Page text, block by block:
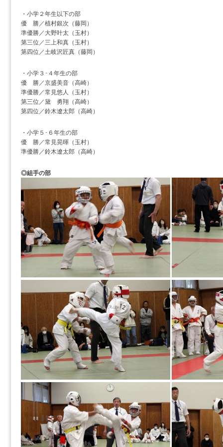
・小学２年生以下の部
優 勝／植村銀次（藤岡）
準優勝／大野叶太（玉村）
第三位／三上和真（玉村）
第四位／土岐沢匠真（藤岡）
・小学３･４年生の部
優 勝／京盛美音（高崎）
準優勝／常見悠人（玉村）
第三位／黛 勇翔（高崎）
第四位／鈴木遼太郎（高崎）
・小学５･６年生の部
優 勝／常見晃暉（玉村）
準優勝／鈴木遼太郎（高崎）
◎組手の部